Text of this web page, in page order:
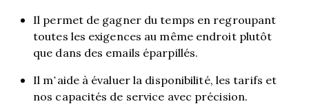
Il permet de gagner du temps en regroupant
toutes les exigences au même endroit plutôt
que dans des emails éparpillés.
Il m’aide à évaluer la disponibilité, les tarifs et
nos capacités de service avec précision.